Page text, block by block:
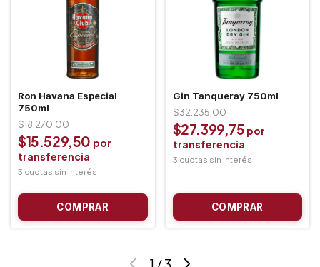
Ron Havana Especial
750ml
$18.270,00
$15.529,50
Gin Tanqueray 750ml
$32.235,00
$27.399,75
1 /3